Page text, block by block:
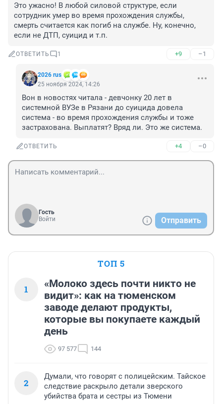
Это ужасно! В любой силовой структуре, если
сотрудник умер во время прохождения службы,
смерть считается как погиб на службе. Ну, конечно,
если не ДТП, суицид и т.п.
ОТВЕТИТЬ 1 +9 –1
2026 rus
25 ноября 2024, 14:26
Вон в новостях читала - девчонку 20 лет в
системной ВУЗе в Рязани до суицида довела
система - во время прохождения службы и тоже
застрахована. Выплатят? Вряд ли. Это же система.
ОТВЕТИТЬ +4 –0
Гость
Войти
Отправить
ТОП 5
1
«Молоко здесь почти никто не
видит»: как на тюменском
заводе делают продукты,
которые вы покупаете каждый
день
97 577 144
2
Думали, что говорят с полицейским. Тайское
следствие раскрыло детали зверского
убийства брата и сестры из Тюмени